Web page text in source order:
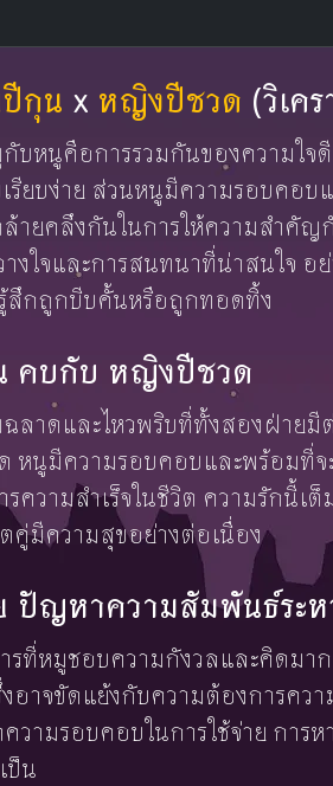
กุน x หญิงปีชวด (วิเค
บหนูคือการรวมกันของความใจ
รียบง่าย ส่วนหนูมีความรอบคอบ
ยคลึงกันในการให้ความสำคัญ
งใจและการสนทนาที่น่าสนใจ อ
สึกถูกบีบคั้นหรือถูกทอดทิ้ง
คบกับ หญิงปีชวด
าดและไหวพริบที่ทั้งสองฝ่ายมี
หนูมีความรอบคอบและพร้อมที่
รความสำเร็จในชีวิต ความรักนี้
คู่มีความสุขอย่างต่อเนื่อง
ญหาความสัมพันธ์ระห
ที่หมูชอบความกังวลและคิดมาก
อาจขัดแย้งกับความต้องการค
ามรอบคอบในการใช้จ่าย การ
ป็น